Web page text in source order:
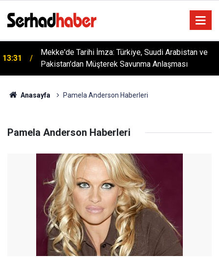
13:31
Mekke'de Tarihi İmza: Türkiye, Suudi Arabistan ve
Pakistan'dan Müşterek Savunma Anlaşması
Anasayfa Pamela Anderson Haberleri
Pamela Anderson Haberleri